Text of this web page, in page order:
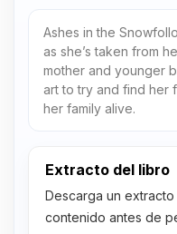
Ashes in the
as she’s taken from
mother and younger
art to try and find her
her family alive.
Extracto del libro
Descarga un
contenido antes de